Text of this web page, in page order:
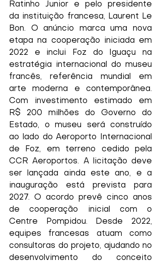
Ratinho Junior e pelo presidente
da instituição francesa, Laurent Le
Bon. O anúncio marca uma nova
etapa na cooperação iniciada em
2022 e inclui Foz do Iguaçu na
estratégia internacional do museu
francês, referência mundial em
arte moderna e contemporânea.
Com investimento estimado em
R$ 200 milhões do Governo do
Estado, o museu será construído
ao lado do Aeroporto Internacional
de Foz, em terreno cedido pela
CCR Aeroportos. A licitação deve
ser lançada ainda este ano, e a
inauguração está prevista para
2027. O acordo prevê cinco anos
de cooperação inicial com o
Centre Pompidou. Desde 2022,
equipes francesas atuam como
consultoras do projeto, ajudando no
desenvolvimento do conceito